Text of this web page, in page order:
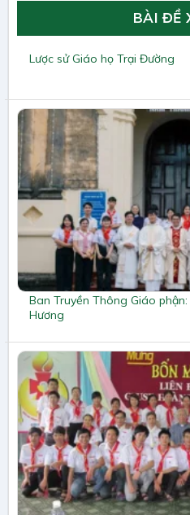
BÀI ĐỀ
Lược sử Giáo họ Trại Đường
Ban Truyền Thông Giáo
Hương